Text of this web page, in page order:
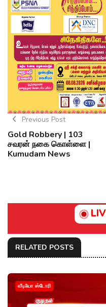
Previous Post
Gold Robbery | 103
சவரன் நகை கொள்ளை |
Kumudam News
RELATED POSTS
வீடியோ ஸ்டோரி